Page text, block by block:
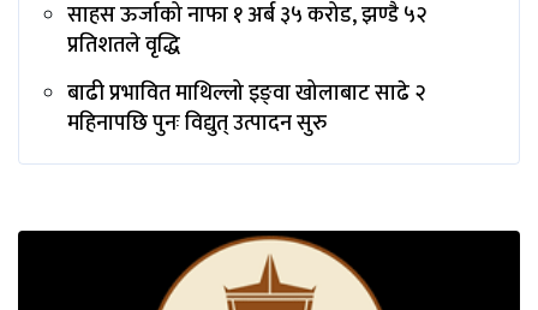
साहस ऊर्जाको नाफा १ अर्ब ३५ करोड, झण्डै ५२
प्रतिशतले वृद्धि
बाढी प्रभावित माथिल्लो इङ्‌वा खोलाबाट साढे २
महिनापछि पुनः विद्युत् उत्पादन सुरु